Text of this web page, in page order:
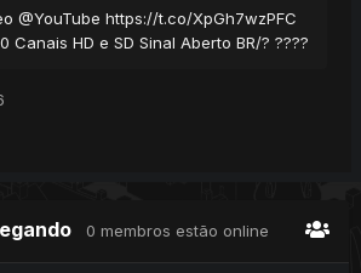
@YouTube https://t.co/XpGh7wzPFC
Canais HD e SD Sinal Aberto BR/? ????
0 membros estão online